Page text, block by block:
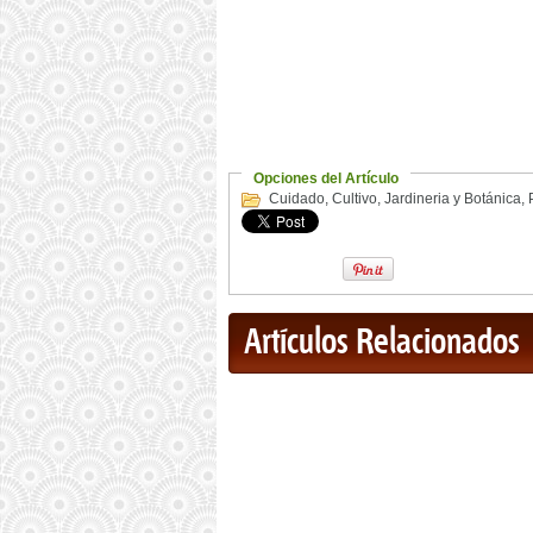
Opciones del Artículo
Cuidado, Cultivo, Jardineria y Botánica,
Artículos Relacionados